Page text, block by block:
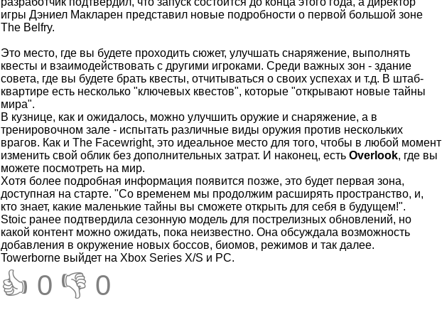
игры Дэниел Макларен представил новые подробности о первой большой зоне
The Belfry.
Это место, где вы будете проходить сюжет, улучшать снаряжение, выполнять
квесты и взаимодействовать с другими игроками. Среди важных зон - здание
совета, где вы будете брать квесты, отчитываться о своих успехах и т.д. В штаб-
квартире есть несколько "ключевых квестов", которые "открывают новые тайны
мира".
В кузнице, как и ожидалось, можно улучшить оружие и снаряжение, а в
тренировочном зале - испытать различные виды оружия против нескольких
врагов. Как и The Facewright, это идеальное место для того, чтобы в любой момент
изменить свой облик без дополнительных затрат. И наконец, есть Overlook, где вы
можете посмотреть на мир.
Хотя более подробная информация появится позже, это будет первая зона,
доступная на старте. "Со временем мы продолжим расширять пространство, и,
кто знает, какие маленькие тайны вы сможете открыть для себя в будущем!".
Stoic ранее подтвердила сезонную модель для пострелизных обновлений, но
какой контент можно ожидать, пока неизвестно. Она обсуждала возможность
добавления в окружение новых боссов, биомов, режимов и так далее.
Towerborne выйдет на Xbox Series X/S и PC.
👍 0 👎 0